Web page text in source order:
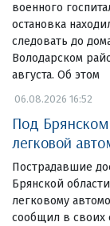
военного
остановка
следовать до
Володарском
августа. Об этом
06.08.2026 16:52
Под
легковой
Пострадавшие
Брянской
легковому
сообщил в своих